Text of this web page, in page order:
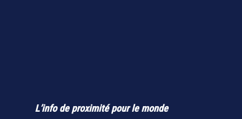
L’info de proximité pour le monde